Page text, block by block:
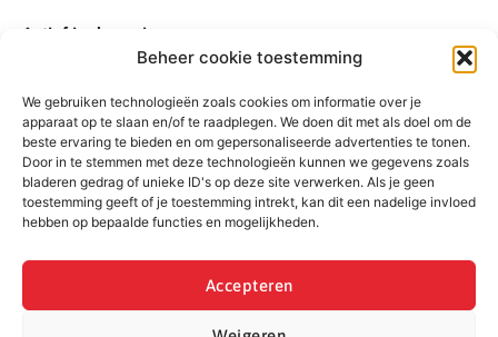
Beheer cookie toestemming
We gebruiken technologieën zoals cookies om informatie over je
apparaat op te slaan en/of te raadplegen. We doen dit met als doel om de
beste ervaring te bieden en om gepersonaliseerde advertenties te tonen.
Door in te stemmen met deze technologieën kunnen we gegevens zoals
bladeren gedrag of unieke ID's op deze site verwerken. Als je geen
toestemming geeft of je toestemming intrekt, kan dit een nadelige invloed
hebben op bepaalde functies en mogelijkheden.
Accepteren
Actief in de regio
Gemeente Hoogeveen
Gemeente Meppel
Gemeente Midden-Drenthe
Gemeente Noordenveld
Gemeente Noordoostpolder
Gemeente Weststellingwerf
Gemeente De Wolden
Zwolle
Heerenveen
Kampen
Emmeloord